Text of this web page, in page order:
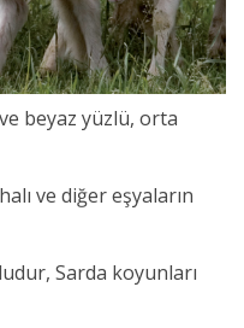
beyaz yüzlü, orta
ve diğer eşyaların
Sarda koyunları